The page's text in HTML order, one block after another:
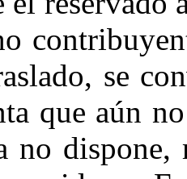
se
que aún
no